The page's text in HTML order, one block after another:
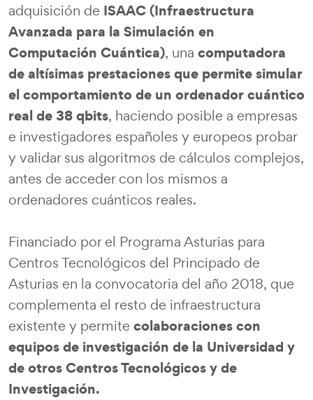
adquisición de ISAAC (Infraestructura
Avanzada para la Simulación en
Computación Cuántica), una computadora
de altísimas prestaciones que permite simular
el comportamiento de un ordenador cuántico
real de 38 qbits, haciendo posible a empresas
e investigadores españoles y europeos probar
y validar sus algoritmos de cálculos complejos,
antes de acceder con los mismos a
ordenadores cuánticos reales.
Financiado por el Programa Asturias para
Centros Tecnológicos del Principado de
Asturias en la convocatoria del año 2018, que
complementa el resto de infraestructura
existente y permite colaboraciones con
equipos de investigación de la Universidad y
de otros Centros Tecnológicos y de
Investigación.